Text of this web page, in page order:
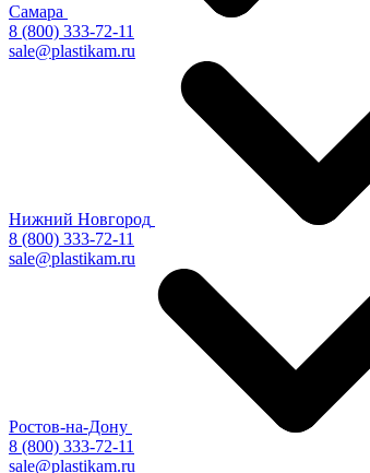
Самара
8 (800) 333-72-11
sale@plastikam.ru
Нижний Новгород
8 (800) 333-72-11
sale@plastikam.ru
Ростов-на-Дону
8 (800) 333-72-11
sale@plastikam.ru